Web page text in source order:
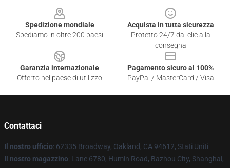
Spedizione mondiale
Spediamo in oltre 200 paesi
Acquista in tutta sicurezza
Protetto 24/7 dai clic alla
consegna
Garanzia internazionale
Offerto nel paese di utilizzo
Pagamento sicuro al 100%
PayPal / MasterCard / Visa
Contattaci
Il nostro ufficio: 62335 Broadway, Oakland, CA 94612, Stati Uniti
Il nostro magazzino: Lane 6780, Humin Road, Bazhou City, Shanghai,